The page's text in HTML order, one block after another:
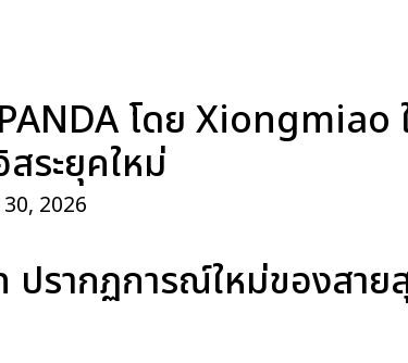
โดย Xiongmiao
ระยุคใหม่
30, 2026
รากฏการณ์ใหม่ของสาย